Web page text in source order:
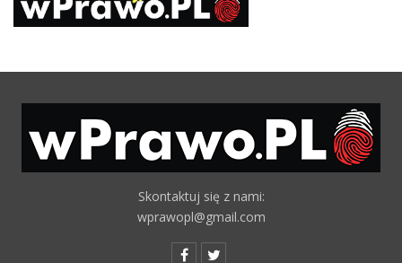
Skontaktuj się z nami:
wprawopl@gmail.com